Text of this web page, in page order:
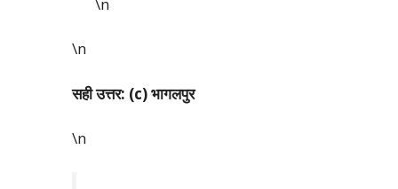
\n
सही उत्तर: (c) भागलपुर
\n